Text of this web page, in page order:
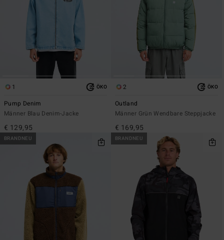
1 ÖKO
Pump Denim
Männer Blau Denim-Jacke
€ 129,95
2 ÖKO
Outland
Männer Grün Wendbare Steppjacke
€ 169,95
BRANDNEU BRANDNEU